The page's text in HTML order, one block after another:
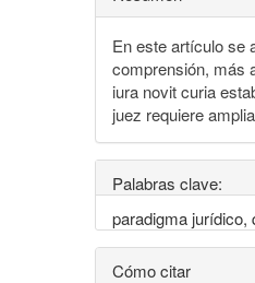
En este artículo se
comprensión, más
iura novit curia
juez requiere
Palabras clave:
paradigma jurídico,
Cómo citar